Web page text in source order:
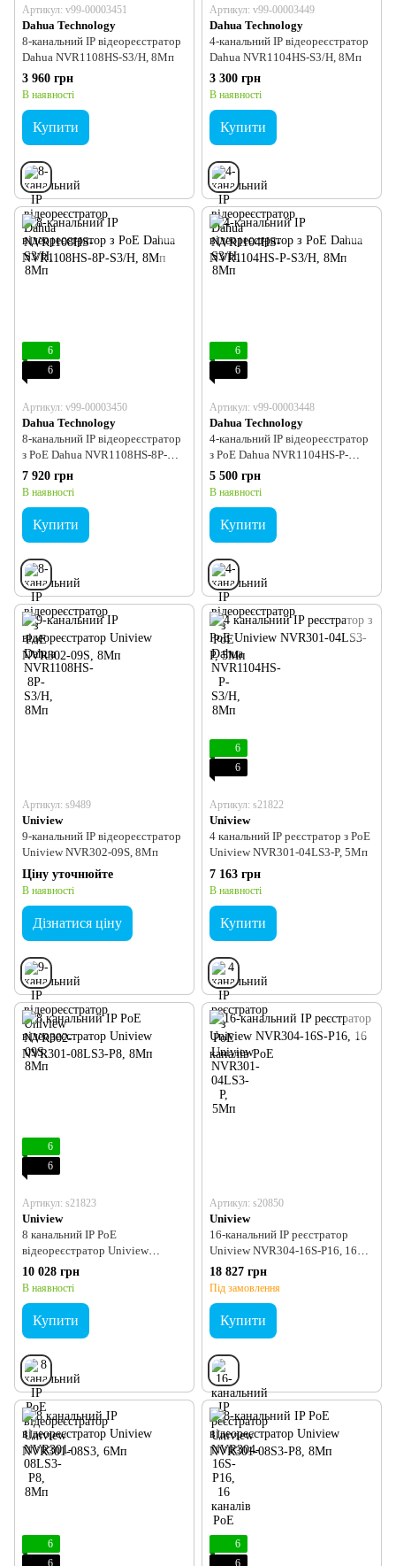
Артикул: v99-00003451
Dahua Technology
8-канальний IP відеореєстратор
Dahua NVR1108HS-S3/H, 8Мп
3 960 грн
В наявності
Купити
Артикул: v99-00003449
Dahua Technology
4-канальний IP відеореєстратор
Dahua NVR1104HS-S3/H, 8Мп
3 300 грн
В наявності
Купити
6
6
Артикул: v99-00003450
Dahua Technology
8-канальний IP відеореєстратор
з PoE Dahua NVR1108HS-8P-
S3/H, 8Мп
7 920 грн
В наявності
Купити
6
6
Артикул: v99-00003448
Dahua Technology
4-канальний IP відеореєстратор
з PoE Dahua NVR1104HS-P-
S3/H, 8Мп
5 500 грн
В наявності
Купити
Артикул: s9489
Uniview
9-канальний IP відеореєстратор
Uniview NVR302-09S, 8Мп
Ціну уточнюйте
В наявності
Дізнатися ціну
6
6
Артикул: s21822
Uniview
4 канальний IP реєстратор з PoE
Uniview NVR301-04LS3-P, 5Мп
7 163 грн
В наявності
Купити
6
6
Артикул: s21823
Uniview
8 канальний IP PoE
відеореєстратор Uniview
NVR301-08LS3-P8, 8Мп
10 028 грн
В наявності
Купити
Артикул: s20850
Uniview
16-канальний IP реєстратор
Uniview NVR304-16S-P16, 16
каналів PoE
18 827 грн
Під замовлення
Купити
6
6
6
6